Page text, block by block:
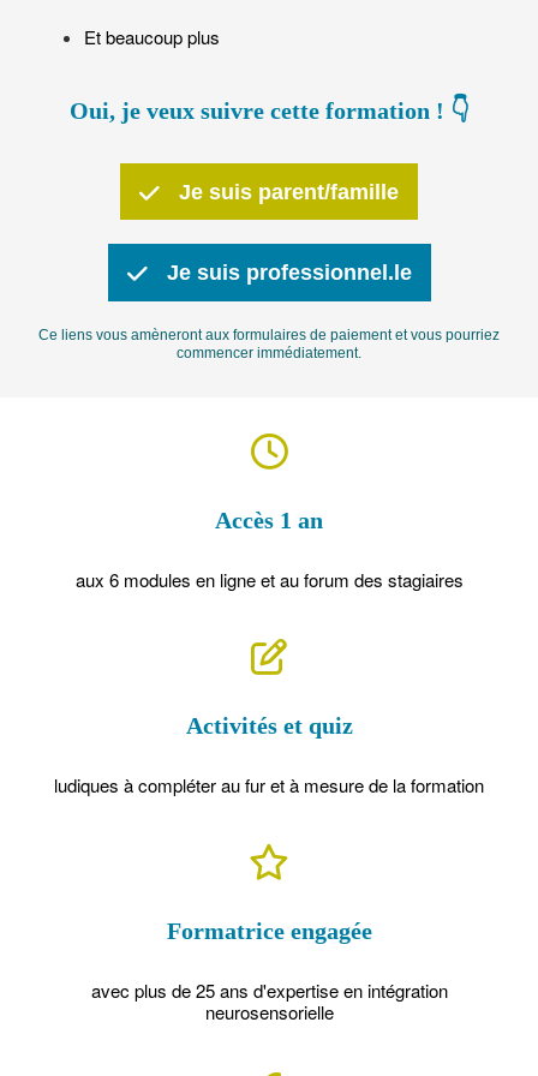
Et beaucoup plus
Oui, je veux suivre cette formation ! 👇
Je suis parent/famille
Je suis professionnel.le
Ce liens vous amèneront aux formulaires de paiement et vous pourriez
commencer immédiatement.
Accès 1 an
aux 6 modules en ligne et au forum des stagiaires
Activités et quiz
ludiques à compléterau fur et à mesure de la formation
Formatrice engagée
avec plus de 25 ans d'expertise en intégration
neurosensorielle